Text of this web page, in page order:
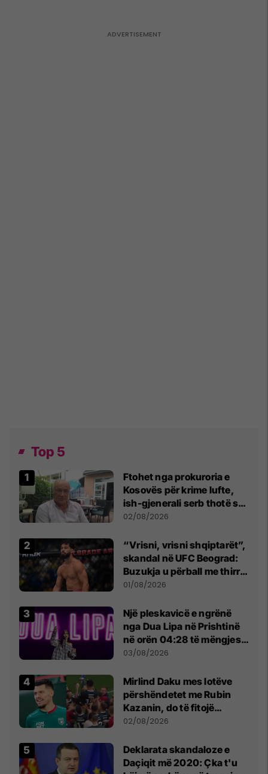
Top 5
Ftohet nga prokuroria e
Kosovës për krime lufte,
ish-gjenerali serb thotë se
dikush e tradhtoi në
02/08/2026
“Vrisni, vrisni shqiptarët”,
skandal në UFC Beograd:
Buzukja u përball me thirrje
anti-shqiptare nga
01/08/2026
Një pleskavicë e ngrënë
nga Dua Lipa në Prishtinë
në orën 04:28 të mëngjesit
- dhe bota digjitale serbe
03/08/2026
Mirlind Daku mes lotëve
përshëndetet me Rubin
Kazanin, do të fitojë
miliona te Spartak Moska
02/08/2026
​Deklarata skandaloze e
Daçiqit më 2020: Çka t'u